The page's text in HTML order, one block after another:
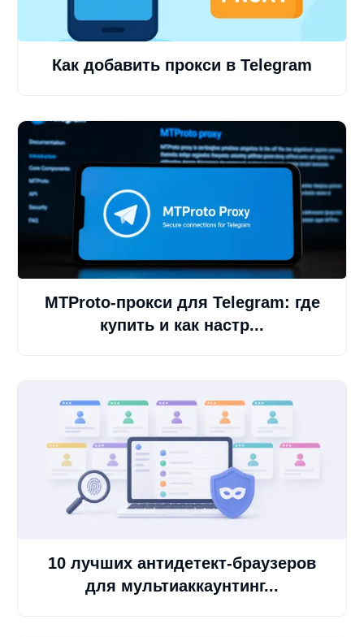
Как добавить прокси в Telegram
MTProto-прокси для Telegram: где
купить и как настр...
10 лучших антидетект-браузеров
для мультиаккаунтинг...